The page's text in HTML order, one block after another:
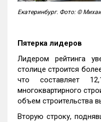
Екатеринбург. Фото: ©
Пятерка лидеров
Лидером рейтинга
столице строится
что составляет
многоквартирного
объем строительства
Вторую строку,